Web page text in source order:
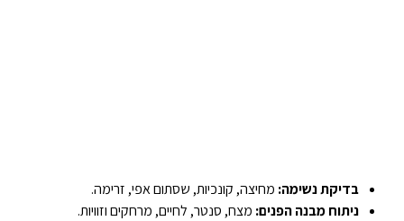
בדיקת נשימה: מחיצה, קונכיות, שסתום אפי, זרימה.
ניתוח מבנה הפנים: מצח, סנטר, לחיים, מרחקים וזוויות.